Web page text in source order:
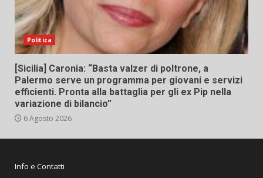
Politica
[Sicilia] Caronia: “Basta valzer di poltrone, a
Palermo serve un programma per giovani e servizi
efficienti. Pronta alla battaglia per gli ex Pip nella
variazione di bilancio”
6 Agosto 2026
Info e Contatti